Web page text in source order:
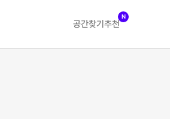
공간찾기 추천
N